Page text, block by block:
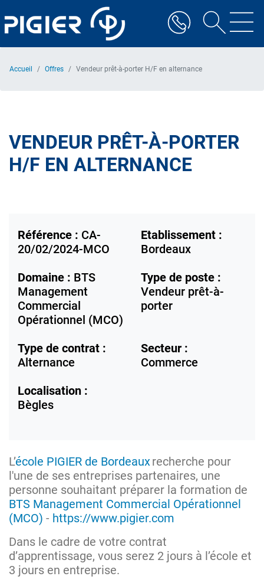
au
contenu
Accueil Offres Vendeur prêt-à-porter H/F en alternance
VENDEUR PRÊT-À-PORTER
H/F EN ALTERNANCE
Référence : CA-
20/02/2024-MCO
Etablissement :
Bordeaux
Domaine : BTS
Management
Commercial
Opérationnel (MCO)
Type de poste :
Vendeur prêt-à-
porter
Type de contrat :
Alternance
Secteur :
Commerce
Localisation :
Bègles
L’école PIGIER de Bordeauxrecherche pour
l'une de ses entreprises partenaires, une
personne souhaitant préparer la formation de
BTS Management Commercial Opérationnel
(MCO) - https://www.pigier.com
Dans le cadre de votre contrat
d’apprentissage, vous serez 2 jours à l’école et
3 jours en entreprise.